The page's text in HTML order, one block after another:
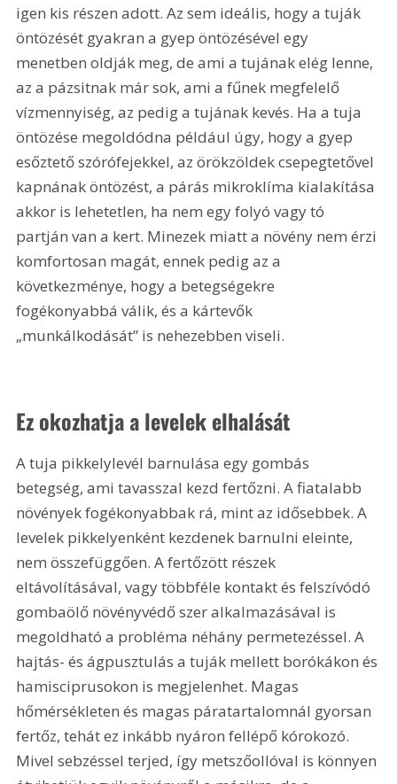
igen kis részen adott. Az sem ideális, hogy a tuják
öntözését gyakran a gyep öntözésével egy
menetben oldják meg, de ami a tujának elég lenne,
az a pázsitnak már sok, ami a fűnek megfelelő
vízmennyiség, az pedig a tujának kevés. Ha a tuja
öntözése megoldódna például úgy, hogy a gyep
esőztető szórófejekkel, az örökzöldek csepegtetővel
kapnának öntözést, a párás mikroklíma kialakítása
akkor is lehetetlen, ha nem egy folyó vagy tó
partján van a kert. Minezek miatt a növény nem érzi
komfortosan magát, ennek pedig az a
következménye, hogy a betegségekre
fogékonyabbá válik, és a kártevők
„munkálkodását” is nehezebben viseli.
Ez okozhatja a levelek elhalását
A tuja pikkelylevél barnulása egy gombás
betegség, ami tavasszal kezd fertőzni. A fiatalabb
növények fogékonyabbak rá, mint az idősebbek. A
levelek pikkelyenként kezdenek barnulni eleinte,
nem összefüggően. A fertőzött részek
eltávolításával, vagy többféle kontakt és felszívódó
gombaölő növényvédő szer alkalmazásával is
megoldható a probléma néhány permetezéssel. A
hajtás- és ágpusztulás a tuják mellett borókákon és
hamisciprusokon is megjelenhet. Magas
hőmérsékleten és magas páratartalomnál gyorsan
fertőz, tehát ez inkább nyáron fellépő kórokozó.
Mivel sebzéssel terjed, így metszőollóval is könnyen